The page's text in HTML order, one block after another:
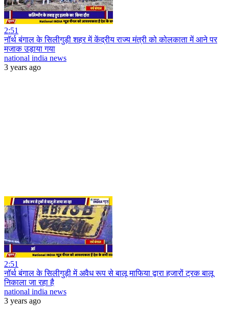
2:51
नॉर्थ बंगाल के सिलीगुड़ी शहर में केंद्रीय राज्य मंत्री को कोलकाता में आने पर
मजाक उड़ाया गया
national india news
3 years ago
2:51
नॉर्थ बंगाल के सिलीगुड़ी में अवैध रूप से बालू माफिया द्वारा हजारों ट्रक बालू
निकाला जा रहा है
national india news
3 years ago